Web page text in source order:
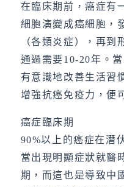
在臨床期前，癌症有
細胞演變成癌細胞，
（各類炎症），再到
通過需要10-20年。
有意識地改善生活習
增強抗癌免疫力，便
癌症臨床期
90%以上的癌症在潛
當出現明顯症狀就醫
期，而這也是導致中